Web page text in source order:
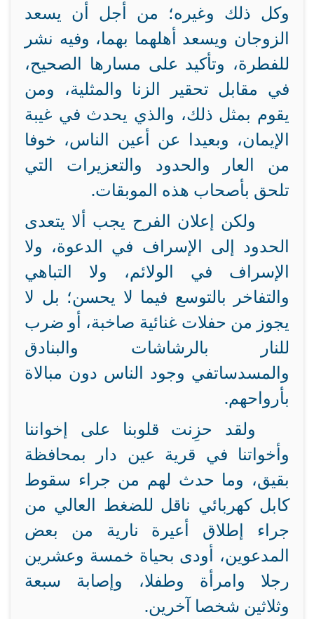
وكل ذلك وغيره؛ من أجل أن يسعد
الزوجان ويسعد أهلهما بهما، وفيه نشر
للفطرة، وتأكيد على مسارها الصحيح،
في مقابل تحقير الزنا والمثلية، ومن
يقوم بمثل ذلك، والذي يحدث في غيبة
الإيمان، وبعيدا عن أعين الناس، خوفا
من العار والحدود والتعزيرات التي
تلحق بأصحاب هذه الموبقات.
ولكن إعلان الفرح يجب ألا يتعدى
الحدود إلى الإسراف في الدعوة، ولا
الإسراف في الولائم، ولا التباهي
والتفاخر بالتوسع فيما لا يحسن؛ بل لا
يجوز من حفلات غنائية صاخبة، أو ضرب
للنار بالرشاشات والبنادق
والمسدساتفي وجود الناس دون مبالاة
بأرواحهم.
ولقد حزِنت قلوبنا على إخواننا
وأخواتنا في قرية عين دار بمحافظة
بقيق، وما حدث لهم من جراء سقوط
كابل كهربائي ناقل للضغط العالي من
جراء إطلاق أعيرة نارية من بعض
المدعوين، أودى بحياة خمسة وعشرين
رجلا وامرأة وطفلا، وإصابة سبعة
وثلاثين شخصا آخرين.